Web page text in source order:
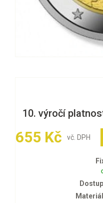
10. výročí
655 Kč vč. DPH